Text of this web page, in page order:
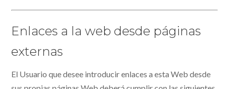
Enlaces a la web desde páginas
externas
El Usuario que desee introducir enlaces a esta Web desde